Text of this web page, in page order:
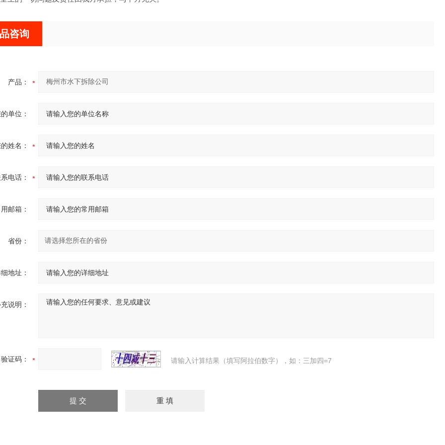
咨询
产品：
单位：
姓名：
电话：
邮箱：
省份：
地址：
说明：
验证码： 请输入计算结果（填写阿拉伯数字），如：三加四=7